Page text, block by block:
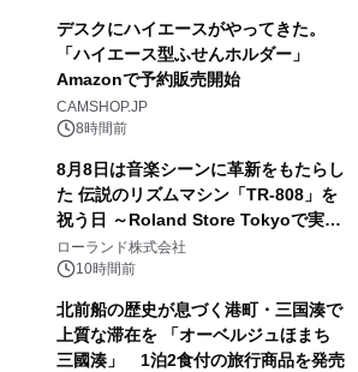
デスクにハイエースがやってきた。
「ハイエース型ふせんホルダー」
Amazonで予約販売開始
CAMSHOP.JP
8時間前
8月8日は音楽シーンに革新をもたらし
た 伝説のリズムマシン「TR-808」を
祝う日 ～Roland Store Tokyoで実機
を展示しての 記念キャンペーンを開
催 英国ラジオ「NTS」の 特別プログ
アーティストを フィーチャーしたアニ
メーションを公開～
ローランド株式会社
10時間前
北前船の歴史が息づく港町・三国湊で
上質な滞在を 「オーベルジュほまち
三國湊」 1泊2食付の旅行商品を発売